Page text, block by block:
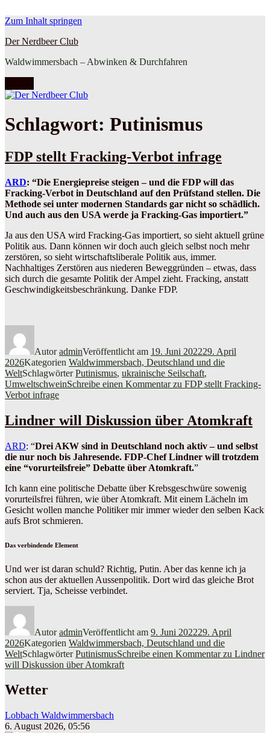
Zum Inhalt springen
Der Nerdbeer Club
Waldwimmersbach – Abwinken & Durchfahren
Schlagwort: Putinismus
FDP stellt Fracking-Verbot infrage
ARD: “Die Energiepreise steigen – und die FDP will das
Fracking-Verbot in Deutschland auf den Prüfstand stellen. Die
Methode sei unter modernen Standards gar nicht so schädlich.
Und auch aus den USA werde ja Fracking-Gas importiert.”
Ja aus den USA wird Fracking-Gas importiert, so sieht aktuell grüne
Politik aus. Dann können wir doch auch gleich selbst noch mehr
zerstören, so sieht wirtschaftsliberale Politik aus, immer.
Nachhaltiges Zerstören aus niederen Beweggründen – etwas, dass
sich durch die gesamte Politik der Ampel zieht. Fracking, anstatt
Geschwindigkeitsbeschränkung. Danke FDP.
AutoradminVeröffentlicht am 19. Juni 202229. April
2026Kategorien Waldwimmersbach, Deutschland und die
WeltSchlagwörterPutinismus, ukrainische Seilschaft,
UmweltschweinSchreibe einen Kommentarzu FDP stellt Fracking-
Verbot infrage
Lindner will Diskussion über Atomkraft
ARD: “Drei AKW sind in Deutschland noch aktiv – und selbst
die nur noch bis Jahresende. FDP-Chef Lindner will trotzdem
eine “vorurteilsfreie” Debatte über Atomkraft.”
Ich kann eine politische Debatte über Krebsgeschwüre sowenig
vorurteilsfrei führen, wie über Atomkraft. Mit einem Lächeln im
Gesicht wollen manche Politiker mir immer wieder den selben Kack
aufs Brot schmieren.
Das verbindende Element
Und wer ist daran schuld? Richtig, Putin. Aber das kenne ich ja
schon aus der aktuellen Aussenpolitik. Dort wird das gleiche Brot
serviert. Tja, Scheisse verbindet.
AutoradminVeröffentlicht am 9. Juni 202229. April
2026Kategorien Waldwimmersbach, Deutschland und die
WeltSchlagwörterPutinismusSchreibe einen Kommentarzu Lindner
will Diskussion über Atomkraft
Wetter
Lobbach Waldwimmersbach
6. August 2026, 05:56